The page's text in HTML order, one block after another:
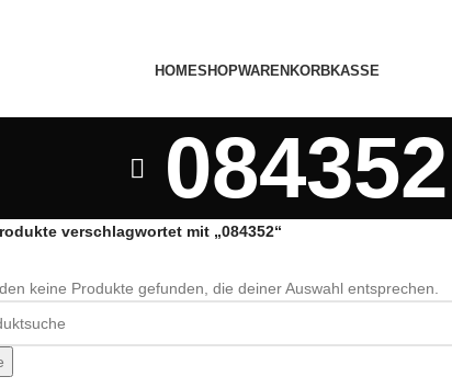
HOMESHOPWARENKORBKASSE
084352
verschlagwortet mit „084352“
keine Produkte gefunden, die deiner Auswahl entsprechen.